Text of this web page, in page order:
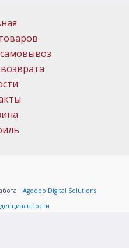
Agodoo Digital Solutions